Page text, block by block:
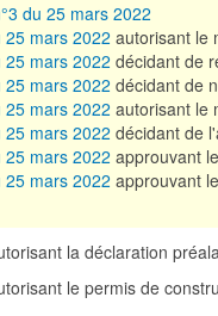
du 25 mars 2022
mars 2022 autorisant le
mars 2022 décidant de
mars 2022 décidant de
mars 2022 autorisant le
mars 2022 décidant de
mars 2022 approuvant
mars 2022 approuvant
la déclaration
le permis de